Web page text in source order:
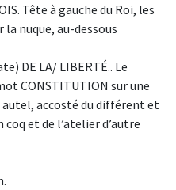
Tête à gauche du Roi, les
la nuque, au-dessous
DE LA/ LIBERTÉ.. Le
CONSTITUTION sur une
accosté du différent et
coq et de l’atelier d’autre